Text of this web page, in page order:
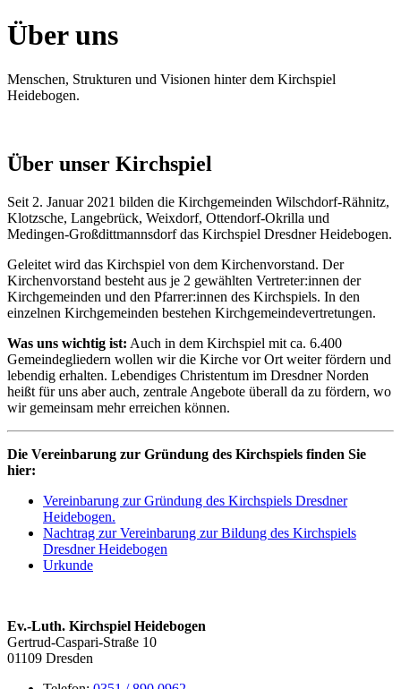
Über uns
Menschen, Strukturen und Visionen hinter dem Kirchspiel
Heidebogen.
Über unser Kirchspiel
Seit 2. Januar 2021 bilden die Kirchgemeinden Wilschdorf-Rähnitz,
Klotzsche, Langebrück, Weixdorf, Ottendorf-Okrilla und
Medingen-Großdittmannsdorf das Kirchspiel Dresdner Heidebogen.
Geleitet wird das Kirchspiel von dem Kirchenvorstand. Der
Kirchenvorstand besteht aus je 2 gewählten Vertreter:innen der
Kirchgemeinden und den Pfarrer:innen des Kirchspiels. In den
einzelnen Kirchgemeinden bestehen Kirchgemeindevertretungen.
Was uns wichtig ist: Auch in dem Kirchspiel mit ca. 6.400
Gemeindegliedern wollen wir die Kirche vor Ort weiter fördern und
lebendig erhalten. Lebendiges Christentum im Dresdner Norden
heißt für uns aber auch, zentrale Angebote überall da zu fördern, wo
wir gemeinsam mehr erreichen können.
Die Vereinbarung zur Gründung des Kirchspiels finden Sie
hier:
Vereinbarung zur Gründung des Kirchspiels Dresdner
Heidebogen.
Nachtrag zur Vereinbarung zur Bildung des Kirchspiels
Dresdner Heidebogen
Urkunde
Ev.-Luth. Kirchspiel Heidebogen
Gertrud-Caspari-Straße 10
01109 Dresden